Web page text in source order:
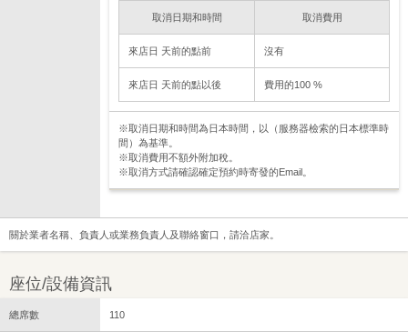
取消日期和時間 取消費用
來店日 天前的點前 沒有
來店日 天前的點以後 費用的100 %
※取消日期和時間為日本時間，以（服務器檢索的日本標準時
間）為基準。
※取消費用不額外附加稅。
※取消方式請確認確定預約時寄發的Email。
關於業者名稱、負責人或業務負責人及聯絡窗口，請洽店家。
座位/設備資訊
總席數 110